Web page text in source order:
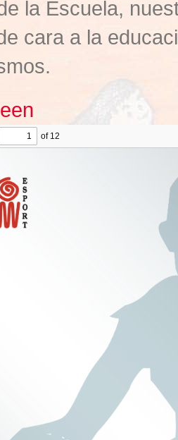
la Escuela,
cara a la